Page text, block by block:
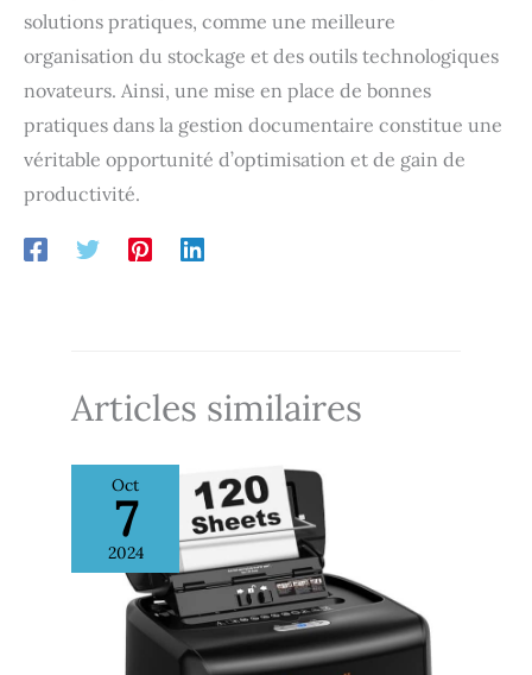
solutions pratiques, comme une meilleure
organisation du stockage et des outils technologiques
novateurs. Ainsi, une mise en place de bonnes
pratiques dans la gestion documentaire constitue une
véritable opportunité d’optimisation et de gain de
productivité.
Articles similaires
Oct
7
2024